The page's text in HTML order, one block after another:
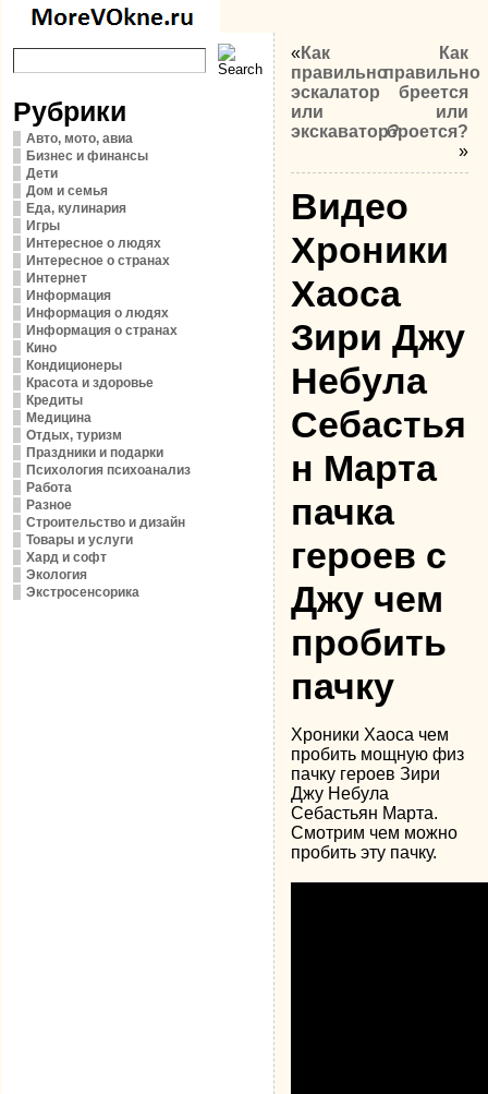
Рубрики
Авто, мото, авиа
Бизнес и финансы
Дети
Дом и семья
Еда, кулинария
Игры
Интересное о людях
Интересное о странах
Интернет
Информация
Информация о людях
Информация о странах
Кино
Кондиционеры
Красота и здоровье
Кредиты
Медицина
Отдых, туризм
Праздники и подарки
Психология психоанализ
Работа
Разное
Строительство и дизайн
Товары и услуги
Хард и софт
Экология
Экстросенсорика
«Как
правильно
эскалатор
или
экскаватор?
Как
правильно
бреется
или
броется?
»
Видео
Хроники
Хаоса
Зири Джу
Небула
Себастья
н Марта
пачка
героев с
Джу чем
пробить
пачку
Хроники Хаоса чем
пробить мощную физ
пачку героев Зири
Джу Небула
Себастьян Марта.
Смотрим чем можно
пробить эту пачку.